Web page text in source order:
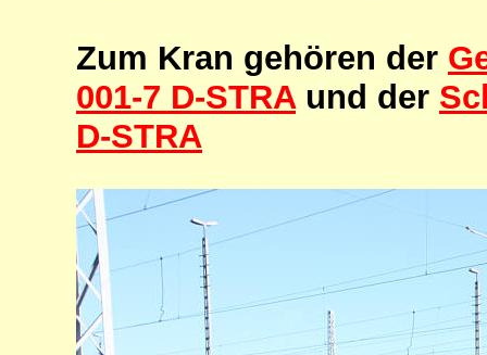
Zum Kran gehören der
001-7 D-STRA und der
D-STRA